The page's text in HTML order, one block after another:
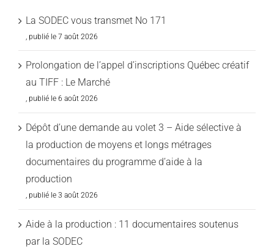
La SODEC vous transmet No 171
7 août 2026
Prolongation de l’appel d’inscriptions Québec créatif
au TIFF : Le Marché
6 août 2026
Dépôt d’une demande au volet 3 – Aide sélective à
la production de moyens et longs métrages
documentaires du programme d’aide à la
production
3 août 2026
Aide à la production : 11 documentaires soutenus
par la SODEC